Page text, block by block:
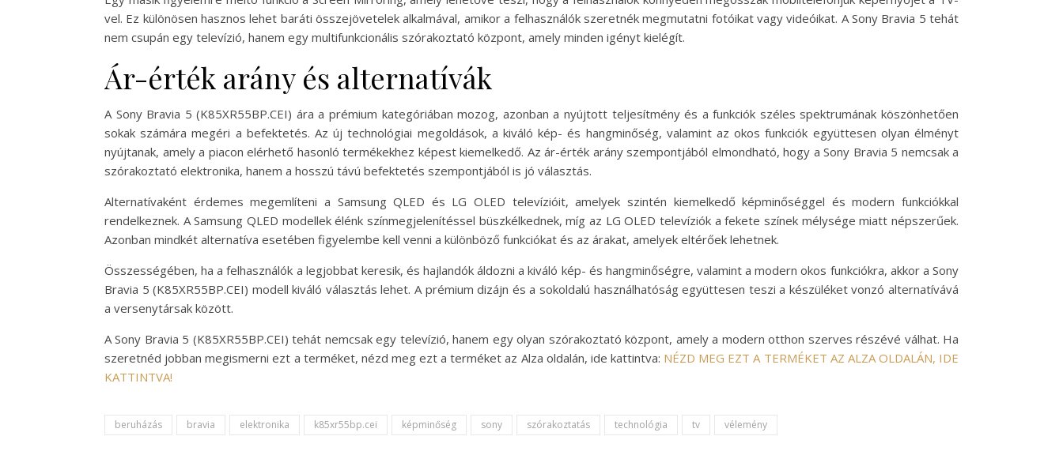
vel. Ez különösen hasznos lehet baráti összejövetelek alkalmával, amikor a felhasználók szeretnék megmutatni fotóikat vagy videóikat. A Sony Bravia 5 tehát
nem csupán egy televízió, hanem egy multifunkcionális szórakoztató központ, amely minden igényt kielégít.
Ár-érték arány és alternatívák
A Sony Bravia 5 (K85XR55BP.CEI) ára a prémium kategóriában mozog, azonban a nyújtott teljesítmény és a funkciók széles spektrumának köszönhetően
sokak számára megéri a befektetés. Az új technológiai megoldások, a kiváló kép- és hangminőség, valamint az okos funkciók együttesen olyan élményt
nyújtanak, amely a piacon elérhető hasonló termékekhez képest kiemelkedő. Az ár-érték arány szempontjából elmondható, hogy a Sony Bravia 5 nemcsak a
szórakoztató elektronika, hanem a hosszú távú befektetés szempontjából is jó választás.
Alternatívaként érdemes megemlíteni a Samsung QLED és LG OLED televízióit, amelyek szintén kiemelkedő képminőséggel és modern funkciókkal
rendelkeznek. A Samsung QLED modellek élénk színmegjelenítéssel büszkélkednek, míg az LG OLED televíziók a fekete színek mélysége miatt népszerűek.
Azonban mindkét alternatíva esetében figyelembe kell venni a különböző funkciókat és az árakat, amelyek eltérőek lehetnek.
Összességében, ha a felhasználók a legjobbat keresik, és hajlandók áldozni a kiváló kép- és hangminőségre, valamint a modern okos funkciókra, akkor a Sony
Bravia 5 (K85XR55BP.CEI) modell kiváló választás lehet. A prémium dizájn és a sokoldalú használhatóság együttesen teszi a készüléket vonzó alternatívává
a versenytársak között.
A Sony Bravia 5 (K85XR55BP.CEI) tehát nemcsak egy televízió, hanem egy olyan szórakoztató központ, amely a modern otthon szerves részévé válhat. Ha
szeretnéd jobban megismerni ezt a terméket, nézd meg ezt a terméket az Alza oldalán, ide kattintva: NÉZD MEG EZT A TERMÉKET AZ ALZA OLDALÁN, IDE
KATTINTVA!
beruházás bravia elektronika k85xr55bp.cei képminőség sony szórakoztatás technológia tv vélemény